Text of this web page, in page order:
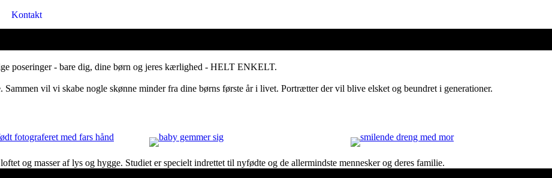
Kontakt
poseringer - bare dig, dine børn og jeres kærlighed - HELT ENKELT.
vil vi skabe nogle skønne minder fra dine børns første år i livet. Portrætter der vil blive elsket og beundret i generationer.
baby børn/familie
og masser af lys og hygge. Studiet er specielt indrettet til nyfødte og de allermindste mennesker og deres familie.